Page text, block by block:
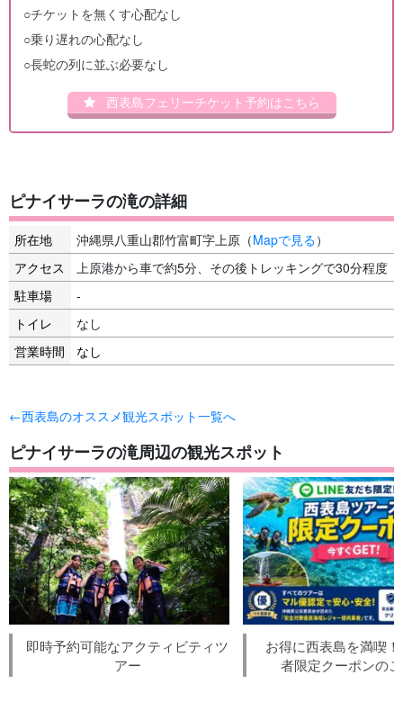
○チケットを無くす心配なし
○乗り遅れの心配なし
○長蛇の列に並ぶ必要なし
西表島フェリーチケット予約はこちら
ピナイサーラの滝の詳細
所在地 沖縄県八重山郡竹富町字上原（Mapで見る）
アクセス
上原港から車で約5分、その後トレッキングで30分程度
駐車場
-
トイレ
なし
営業時間
なし
←西表島のオススメ観光スポット一覧へ
ピナイサーラの滝周辺の観光スポット
即時予約可能なアクティビティツ
アー
お得に西表島を満喫
者限定クーポンの